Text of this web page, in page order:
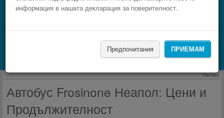
информация в нашата декларация за поверителност.
Предпочитания ПРИЕМАМ
НАМЕРИ
Търсене на настаняване с Booking.com
Реклама
Автобус Frosinone Неапол: Цени и
Продължителност